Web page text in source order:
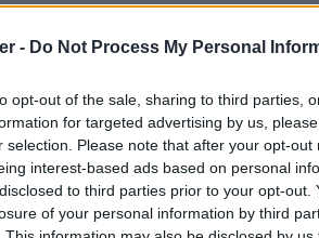
- Do Not Process My Personal
opt-out of the sale, sharing to third parties,
for targeted advertising by us,
selection. Please note that after your opt-
interest-based ads based on personal
to third parties prior to your opt-
of your personal information by third
public, envoyé le 11 octobre 2012 à
page de téléchargement a été vue
fichier.fr/2012/10/11/01-la-faune-
d'Ediacara